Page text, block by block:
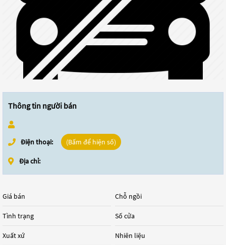
Thông tin người bán
Điện thoại: (Bấm để hiện số)
Địa chỉ:
Giá bán
Tình trạng
Xuất xứ
Chỗ ngồi
Số cửa
Nhiên liệu